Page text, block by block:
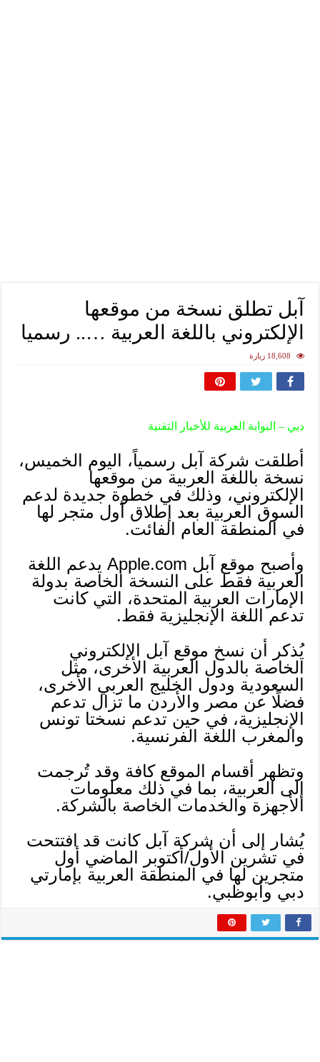
آبل تطلق نسخة من موقعها
الإلكتروني باللغة العربية ….. رسميا
18,608 زيارة
دبي – البوابة العربية للأخبار التقنية
أطلقت شركة آبل رسمياً، اليوم الخميس،
نسخة باللغة العربية من موقعها
الإلكتروني، وذلك في خطوة جديدة لدعم
السوق العربية بعد إطلاق أول متجر لها
في المنطقة العام الفائت.
وأصبح موقع آبل Apple.com يدعم اللغة
العربية فقط على النسخة الخاصة بدولة
الإمارات العربية المتحدة، التي كانت
تدعم اللغة الإنجليزية فقط.
يُذكر أن نسخ موقع آبل الإلكتروني
الخاصة بالدول العربية الأخرى، مثل
السعودية ودول الخليج العربي الأخرى،
فضلًا عن مصر والأردن ما تزال تدعم
الإنجليزية، في حين تدعم نسختا تونس
والمغرب اللغة الفرنسية.
وتظهر أقسام الموقع كافة وقد تُرجمت
إلى العربية، بما في ذلك معلومات
الأجهزة والخدمات الخاصة بالشركة.
يُشار إلى أن شركة آبل كانت قد افتتحت
في تشرين الأول/أكتوبر الماضي أول
متجرين لها في المنطقة العربية بإمارتي
دبي وأبوظبي.